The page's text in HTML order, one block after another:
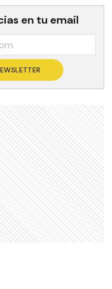
en tu email